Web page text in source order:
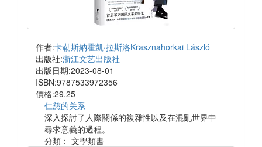
作者:卡勒斯納霍凱·拉斯洛Krasznahorkai László
出版社:浙江文艺出版社
出版日期:2023-08-01
ISBN:9787533972356
價格:29.25
仁慈的关系
深入探討了人際關係的複雜性以及在混亂世界中
尋求意義的過程。
分類： 文學類書